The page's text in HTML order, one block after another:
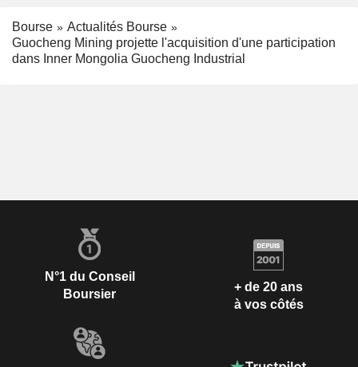
Bourse
Actualités Bourse
Guocheng Mining projette l'acquisition d'une participation
dans Inner Mongolia Guocheng Industrial
N°1 du Conseil
Boursier
+ de 20 ans
à vos côtés